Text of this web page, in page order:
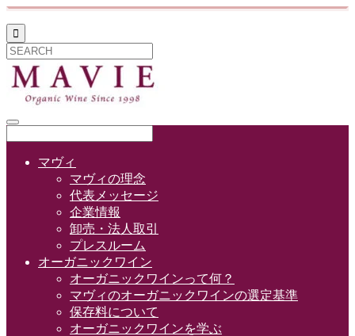

マヴィ
マヴィの理念
代表メッセージ
企業情報
卸売・法人取引
プレスルーム
オーガニックワイン
オーガニックワインって何？
マヴィのオーガニックワインの選定基準
保存料について
オーガニックワインを学ぶ